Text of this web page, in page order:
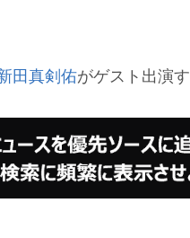
田真剣佑がゲスト出演す